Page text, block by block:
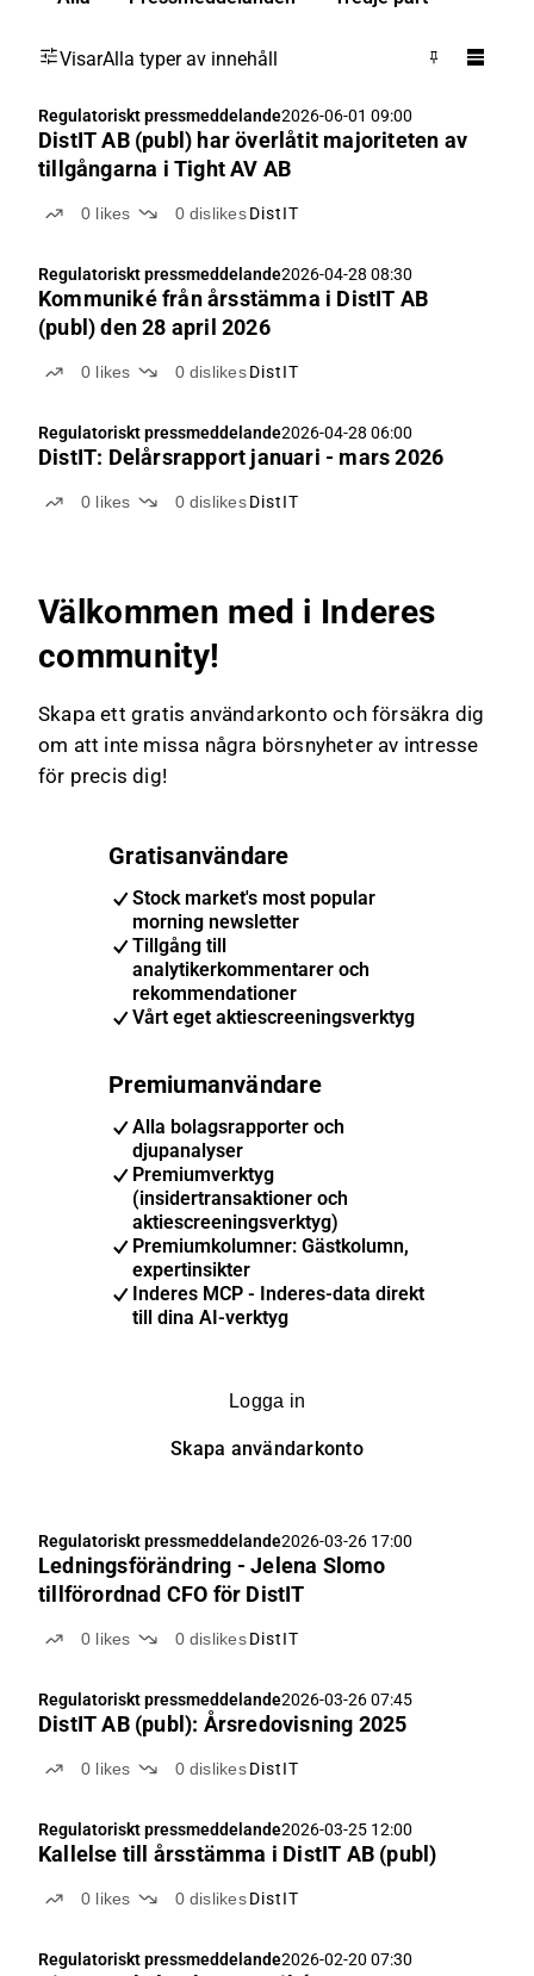
VisarAlla typer av innehåll
Regulatoriskt pressmeddelande2026-06-01 09:00
DistIT AB (publ) har överlåtit majoriteten av
tillgångarna i Tight AV AB
0 likes 0 dislikes DistIT
Regulatoriskt pressmeddelande2026-04-28 08:30
Kommuniké från årsstämma i DistIT AB
(publ) den 28 april 2026
0 likes 0 dislikes DistIT
Regulatoriskt pressmeddelande2026-04-28 06:00
DistIT: Delårsrapport januari - mars 2026
0 likes 0 dislikes DistIT
Välkommen med i Inderes
community!
Skapa ett gratis användarkonto och försäkra dig
om att inte missa några börsnyheter av intresse
för precis dig!
Gratisanvändare
Stock market's most popular
morning newsletter
Tillgång till
analytikerkommentarer och
rekommendationer
Vårt eget aktiescreeningsverktyg
Premiumanvändare
Alla bolagsrapporter och
djupanalyser
Premiumverktyg
(insidertransaktioner och
aktiescreeningsverktyg)
Premiumkolumner: Gästkolumn,
expertinsikter
Inderes MCP - Inderes-data direkt
till dina AI-verktyg
Logga in
Skapa användarkonto
Regulatoriskt pressmeddelande2026-03-26 17:00
Ledningsförändring - Jelena Slomo
tillförordnad CFO för DistIT
0 likes 0 dislikes DistIT
Regulatoriskt pressmeddelande2026-03-26 07:45
DistIT AB (publ): Årsredovisning 2025
0 likes 0 dislikes DistIT
Regulatoriskt pressmeddelande2026-03-25 12:00
Kallelse till årsstämma i DistIT AB (publ)
0 likes 0 dislikes DistIT
Regulatoriskt pressmeddelande2026-02-20 07:30